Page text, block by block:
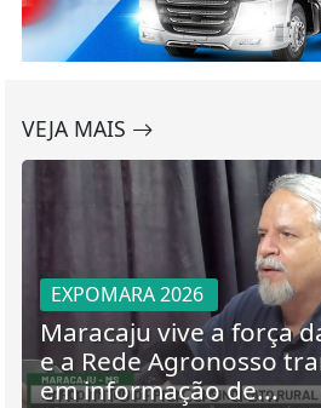
VEJA MAIS
EXPOMARA 2026
Maracaju vive a força
e a Rede Agronosso
em informação de...